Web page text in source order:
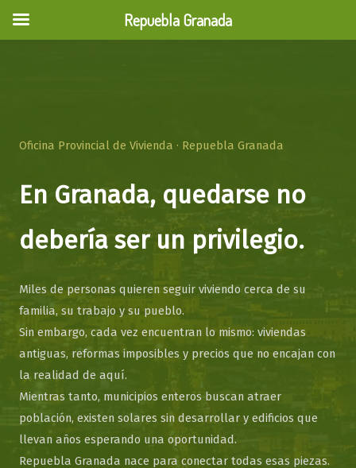
Oficina Provincial de Vivienda · Repuebla Granada
En Granada, quedarse no
debería ser un privilegio.
Miles de personas quieren seguir viviendo cerca de su
familia, su trabajo y su pueblo.
Sin embargo, cada vez encuentran lo mismo: viviendas
antiguas, reformas imposibles y precios que no encajan con
la realidad de aquí.
Mientras tanto, municipios enteros buscan atraer
población, existen solares sin desarrollar y edificios que
llevan años esperando una oportunidad.
Repuebla Granada nace para conectar todas esas piezas.
Repuebla Granada